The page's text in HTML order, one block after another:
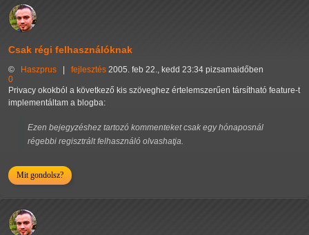
Csak régi felhasználóknak
© Haszprus fejlesztés 2005. feb 22., kedd 23:34 pizsamaidőben
0
Privacy okokból a következő kis szöveghez értelemszerűen társítható feature-t
implementáltam a blogba:
Ezen bejegyzéshez tartozó kommenteket csak egy hónaposnál
régebbi regisztrált felhasználó olvashatja.
Mit gondolsz?